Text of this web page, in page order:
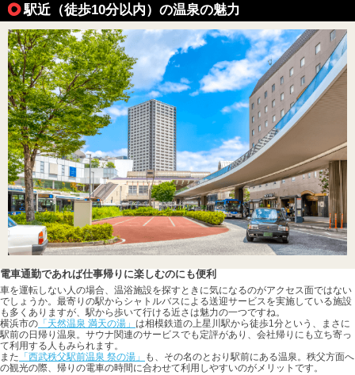
駅近（徒歩10分以内）の温泉の魅力
電車通勤であれば仕事帰りに楽しむのにも便利
車を運転しない人の場合、温浴施設を探すときに気になるのがアクセス面ではない
でしょうか。最寄りの駅からシャトルバスによる送迎サービスを実施している施設
も多くありますが、駅から歩いて行ける近さは魅力の一つですね。
横浜市の 「天然温泉 満天の湯」 は相模鉄道の上星川駅から徒歩1分という、まさに
駅前の日帰り温泉。サウナ関連のサービスでも定評があり、会社帰りにも立ち寄っ
て利用する人もみられます。
また 「西武秩父駅前温泉 祭の湯」
も、その名のとおり駅前にある温泉。秩父方面へ
の観光の際、帰りの電車の時間に合わせて利用しやすいのがメリットです。